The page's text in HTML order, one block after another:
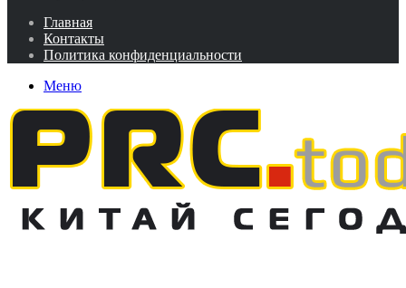
Главная
Контакты
Политика конфиденциальности
Меню